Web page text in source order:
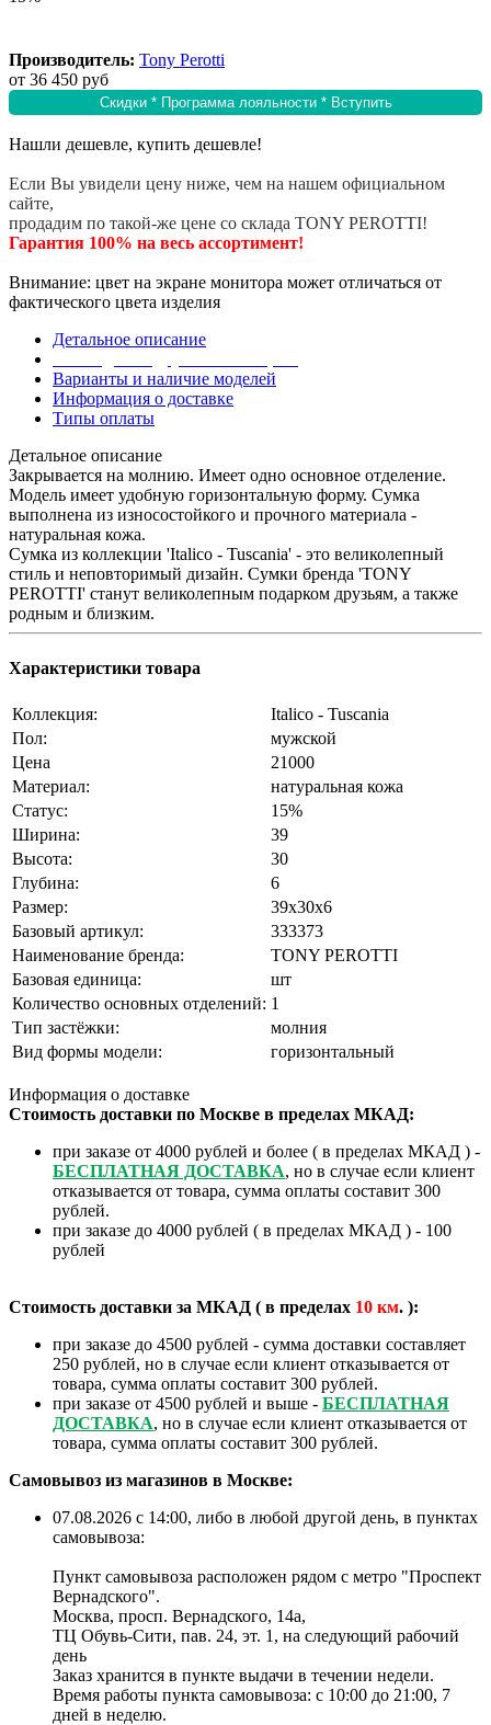
Производитель: Tony Perotti
от 36 450 руб
Скидки * Программа лояльности * Вступить
Нашли дешевле, купить дешевле!
Если Вы увидели цену ниже, чем на нашем официальном
сайте,
продадим по такой-же цене со склада TONY PEROTTI!
Гарантия 100% на весь ассортимент!
Внимание: цвет на экране монитора может отличаться от
фактического цвета изделия
Детальное описание
Варианты и наличие моделей
Информация о доставке
Типы оплаты
Детальное описание
Закрывается на молнию. Имеет одно основное отделение.
Модель имеет удобную горизонтальную форму. Сумка
выполнена из износостойкого и прочного материала -
натуральная кожа.
Сумка из коллекции 'Italico - Tuscania' - это великолепный
стиль и неповторимый дизайн. Сумки бренда 'TONY
PEROTTI' станут великолепным подарком друзьям, а также
родным и близким.
Характеристики товара
Коллекция:
Italico - Tuscania
Пол:
мужской
Цена
21000
Материал:
натуральная кожа
Статус:
15%
Ширина:
39
Высота:
30
Глубина:
6
Размер:
39x30x6
Базовый артикул:
333373
Наименование бренда:
TONY PEROTTI
Базовая единица:
шт
Количество основных отделений: 1
Тип застёжки:
молния
Вид формы модели:
горизонтальный
Информация о доставке
Стоимость доставки по Москве в пределах МКАД:
при заказе от 4000 рублей и более ( в пределах МКАД ) -
БЕСПЛАТНАЯ ДОСТАВКА, но в случае если клиент
отказывается от товара, сумма оплаты составит 300
рублей.
при заказе до 4000 рублей ( в пределах МКАД ) - 100
рублей
Стоимость доставки за МКАД ( в пределах 10 км. ):
при заказе до 4500 рублей - сумма доставки составляет
250 рублей, но в случае если клиент отказывается от
товара, сумма оплаты составит 300 рублей.
при заказе от 4500 рублей и выше - БЕСПЛАТНАЯ
ДОСТАВКА, но в случае если клиент отказывается от
товара, сумма оплаты составит 300 рублей.
Самовывоз из магазинов в Москве:
07.08.2026 с 14:00, либо в любой другой день, в пунктах
самовывоза:
Пункт самовывоза расположен рядом с метро "Проспект
Вернадского".
Москва, просп. Вернадского, 14а,
ТЦ Обувь-Сити, пав. 24, эт. 1, на следующий рабочий
день
Заказ хранится в пункте выдачи в течении недели.
Время работы пункта самовывоза: с 10:00 до 21:00, 7
дней в неделю.